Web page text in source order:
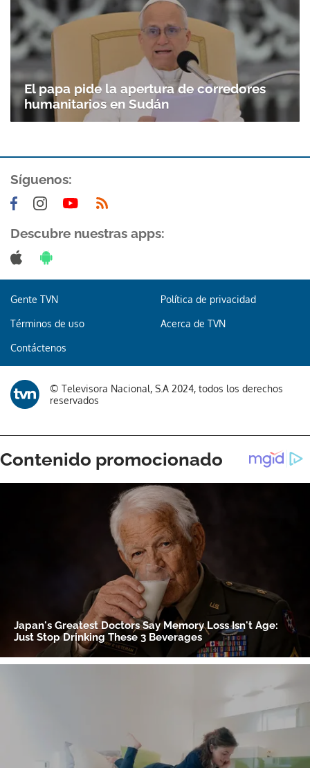
El papa pide la apertura de corredores
humanitarios en Sudán
Síguenos:
Descubre nuestras apps:
Gente TVN Política de privacidad
Términos de uso Acerca de TVN
Contáctenos
© Televisora Nacional, S.A 2024, todos los derechos
reservados